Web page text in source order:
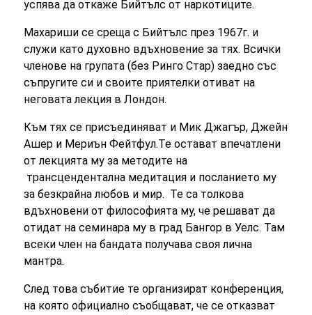
успява да откаже Бийтълс от наркотиците.
Махариши се среща с Бийтълс през 1967г. и
служи като духовно вдъхновение за тях. Всички
членове на групата (без Ринго Стар) заедно със
съпругите си и своите приятелки отиват на
неговата лекция в Лондон.
Към тях се присъединяват и Мик Джагър, Джейн
Ашер и Мериън Фейтфул.Те остават впечатлени
от лекцията му за методите на
трансцендентална медитация и посланието му
за безкрайна любов и мир. Те са толкова
вдъхновени от философията му, че решават да
отидат на семинара му в град Бангор в Уелс. Там
всеки член на бандата получава своя лична
мантра.
След това събитие те организират конференция,
на която официално съобщават, че се отказват